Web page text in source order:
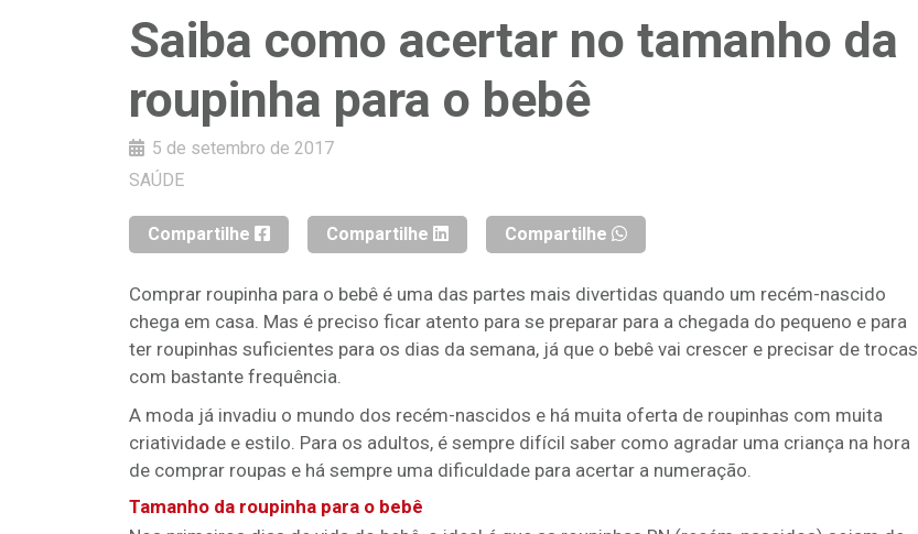
Saiba como acertar no tamanho da
roupinha para o bebê
5 de setembro de 2017
SAÚDE
Compartilhe Compartilhe Compartilhe
Comprar roupinha para o bebê é uma das partes mais divertidas quando um recém-nascido
chega em casa. Mas é preciso ficar atento para se preparar para a chegada do pequeno e para
ter roupinhas suficientes para os dias da semana, já que o bebê vai crescer e precisar de trocas
com bastante frequência.
A moda já invadiu o mundo dos recém-nascidos e há muita oferta de roupinhas com muita
criatividade e estilo. Para os adultos, é sempre difícil saber como agradar uma criança na hora
de comprar roupas e há sempre uma dificuldade para acertar a numeração.
Tamanho da roupinha para o bebê